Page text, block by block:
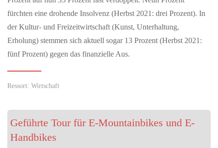
fürchten eine drohende Insolvenz (Herbst 2021: drei Prozent). In
der Kultur- und Freizeitwirtschaft (Kunst, Unterhaltung,
Erholung) stemmen sich aktuell sogar 13 Prozent (Herbst 2021:
fünf Prozent) gegen das finanzielle Aus.
Ressort: Wirtschaft
Geführte Tour für E-Mountainbikes und E-
Handbikes